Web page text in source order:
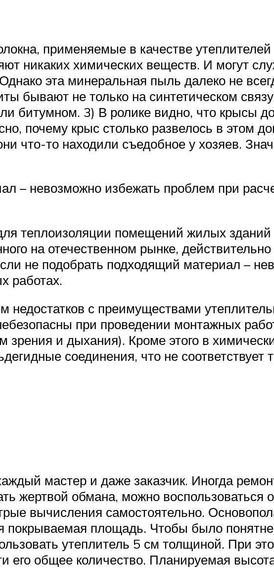
применяемые в качестве
никаких химических веществ. И могут
эта минеральная пыль далеко не
бывают не только на синтетическом
битумном. 3) В ролике видно, что крысы
почему крыс столько развелось в этом
что-то находили съедобное у хозяев.
– невозможно избежать проблем при
теплоизоляции помещений жилых зданий
на отечественном рынке,
не подобрать подходящий материал –
работах.
недостатков с преимуществами
при проведении монтажных
и дыхания). Кроме этого в
соединения, что не соответствует
мастер и даже заказчик. Иногда
жертвой обмана, можно воспользоваться
вычисления самостоятельно.
покрываемая площадь. Чтобы было
утеплитель 5 см толщиной. При
его общее количество. Планируемая